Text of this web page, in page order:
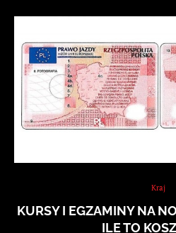
Kraj
KURSY I EGZAMINY NA
ILE TO